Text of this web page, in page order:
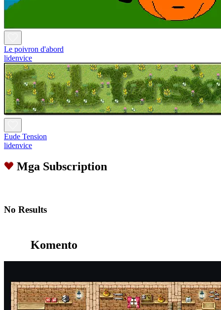
Le poivron d'abord
lidenvice
Eude Tension
lidenvice
Mga Subscription
No Results
Komento